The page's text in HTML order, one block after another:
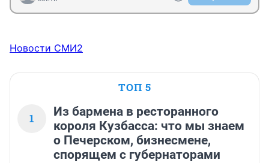
Новости СМИ2
ТОП 5
1
Из бармена в ресторанного
короля Кузбасса: что мы знаем
о Печерском, бизнесмене,
спорящем с губернаторами